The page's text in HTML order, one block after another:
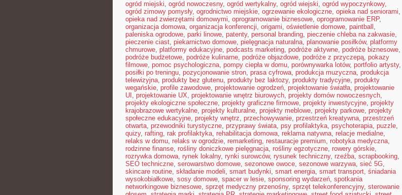
ogród miejski, ogród nowoczesny, ogród wertykalny, ogród wiejski, ogród wypoczynkowy,
ogród zimowy pomysły, ogrodnictwo miejskie, ogrzewanie ekologiczne, opieka nad seniorami,
opieka nad zwierzętami domowymi, oprogramowanie biznesowe, oprogramowanie ERP,
organizacja domowa, organizacja konferencji, origami, oświetlenie domowe, paintball ,
paleniska ogrodowe, parki linowe, patenty, personal branding, pieczenie chleba na zakwasie,
pieczenie ciast, piekarnictwo domowe, pielęgnacja naturalna, planowanie posiłków, platformy
chmurowe, platformy edukacyjne, podcasts marketing, podróże aktywne, podróże biznesowe,
podróże budżetowe, podróże kulinarne, podróże objazdowe, podróże z przyczepą, pokazy
filmowe, pomoc psychologiczna, pompy ciepła w domu, porównywarka lotów, portfolio artysty,
posiłki po treningu, pozycjonowanie stron, prasa cyfrowa, produkcja muzyczna, produkcja
telewizyjna, produkty bez glutenu, produkty bez laktozy, produkty tradycyjne, produkty
wegańskie, profile zawodowe, projektowanie ogrodzeń, projektowanie światła, projektowanie
UI , projektowanie UX, projektowanie wnętrz biurowych, projekty domów nowoczesnych,
projekty ekologiczne społeczne, projekty graficzne firmowe, projekty inwestycyjne, projekty
krajobrazowe wertykalne, projekty kulturalne, projekty meblowe, projekty parkowe, projekty
społeczne edukacyjne, projekty wnętrz, przechowywanie, przestrzeń kreatywna, przestrzeń
otwarta, przewodniki turystyczne, przyprawy świata, psy profilaktyka, psychoterapia, puzzle,
quizy, rafting, rak profilaktyka, rehabilitacja domowa, reklama natywna, relacje medialne,
relaks w domu, relaks w ogrodzie, remarketing, restauracje premium, robotyka medyczna,
rodzinne finanse, rośliny doniczkowe pielęgnacja, rośliny egzotyczne, rowery górskie,
rozrywka domowa, rynek lokalny, rynki surowców, rysunek techniczny, rzeźba, scrapbooking,
SEO techniczne, serowarstwo domowe, sezonowe owoce, sezonowe warzywa, sieć 5G,
skincare routine, składanie modeli, smart budynki, smart energia, smart transport, śniadania
wysokobiałkowe, sosy domowe, spacer w lesie, sponsoring wydarzeń, spotkania
networkingowe biznesowe, sprzęt medyczny przenośny, sprzęt telekonferencyjny, sterowanie